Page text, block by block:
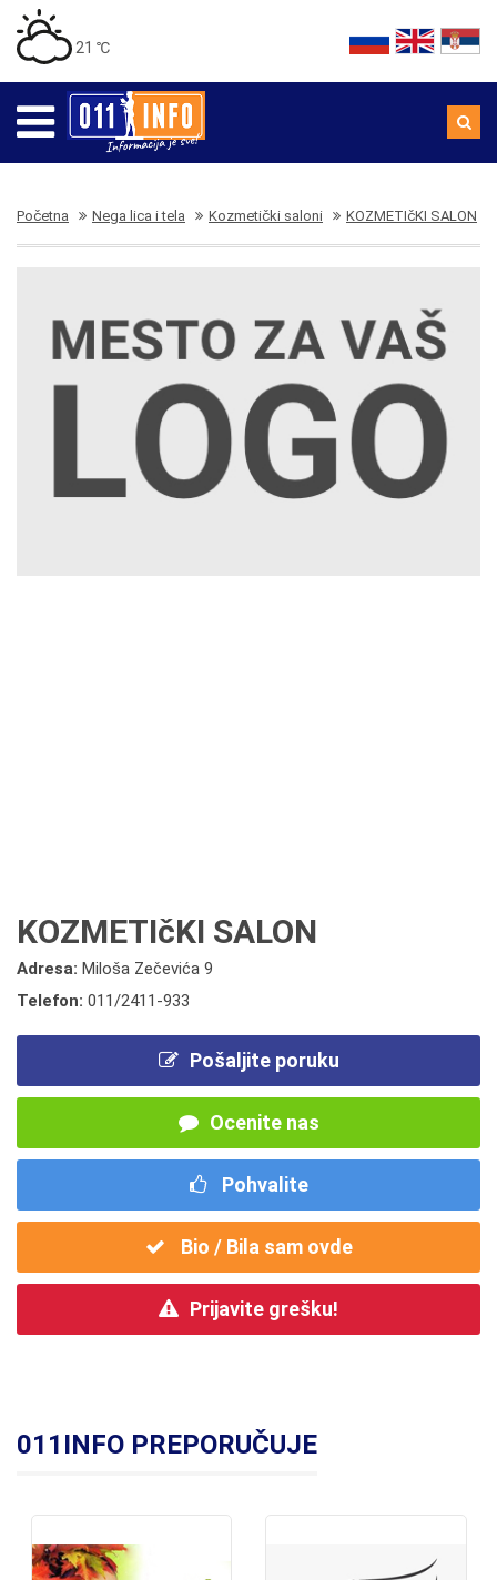
21 ℃
Početna Nega lica i tela Kozmetički saloni KOZMETIčKI SALON
KOZMETIčKI SALON
Adresa: Miloša Zečevića 9
Telefon: 011/2411-933
Pošaljite poruku
Ocenite nas
Pohvalite
Bio / Bila sam ovde
Prijavite grešku!
011INFO PREPORUČUJE